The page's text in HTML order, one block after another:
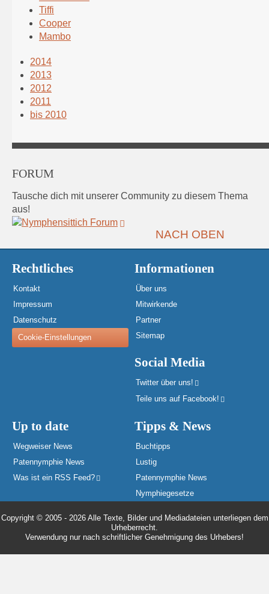
Tiffi
Cooper
Mambo
2014
2013
2012
2011
bis 2010
FORUM
Tausche dich mit unserer Community zu diesem Thema
aus!
NACH OBEN
Rechtliches
Kontakt
Impressum
Datenschutz
Cookie-Einstellungen
Informationen
Über uns
Mitwirkende
Partner
Sitemap
Social Media
Twitter über uns!
Teile uns auf Facebook!
Up to date
Wegweiser News
Patennymphie News
Was ist ein RSS Feed?
Tipps & News
Buchtipps
Lustig
Patennymphie News
Nymphiegesetze
Copyright © 2005 - 2026 Alle Texte, Bilder und Mediadateien unterliegen dem
Urheberrecht.
Verwendung nur nach schriftlicher Genehmigung des Urhebers!